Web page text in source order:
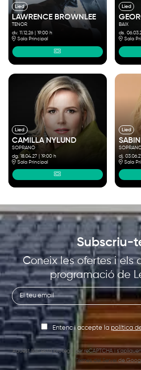
Lied
LAWRENCE BROWNLEE
TENOR
dv. 11.12.26 |19:00 h
Sala Principal
Lied
BAIX
ds.
Sala
Lied
CAMILLA NYLUND
SOPRANO
dg. 18.04.27 |19:00 h
Sala Principal
Lied
dj.
Sala
Subscriu-
Coneix les ofertes i els
programació de
Entenc i accepte la política
Aquest lloc està protegit per reCAPTCHA i
Termes del Servei de